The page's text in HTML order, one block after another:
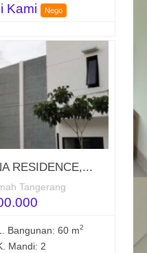
Kami Nego
RESIDENCE,...
Tangerang
Bangunan: 60 m2
Mandi: 2